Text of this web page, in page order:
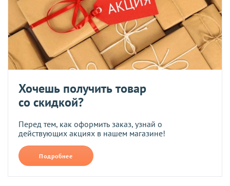
Хочешь получить товар
со скидкой?
Перед тем, как оформить заказ, узнай о
действующих акциях в нашем магазине!
Подробнее